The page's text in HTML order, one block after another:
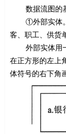
数据流图的
①外部实体。
客、职工、供货
外部实体用一
在正方形的左上
体符号的右下角